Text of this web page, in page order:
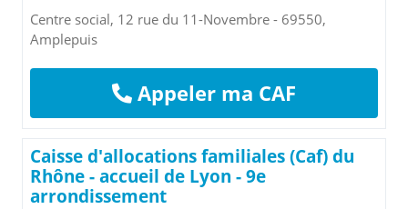
Centre social, 12 rue du 11-Novembre - 69550,
Amplepuis
Appeler ma CAF
Caisse d'allocations familiales (Caf) du
Rhône - accueil de Lyon - 9e
arrondissement